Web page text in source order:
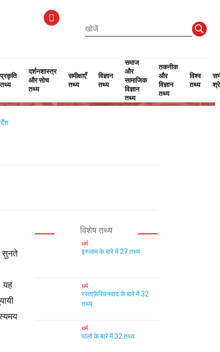
प्रकृति
तथ्य
दर्शनशास्त्र
और सोच
तथ्य
समीक्षाएँ
तथ्य
विज्ञान
तथ्य
समाज
और
सामाजिक
विज्ञान
तथ्य
तकनीक
और
विज्ञान
तथ्य
विश्व
तथ्य
सुनते
यह
विशेष तथ्य
धर्म
इस्लाम के बारे में 27 तथ्य
धर्म
रस्ताफ़ेरियनवाद के बारे में 32
तथ्य
धर्म
पालो के बारे में 32 तथ्य